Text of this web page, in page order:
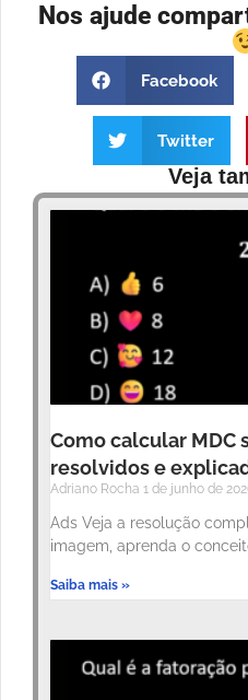
Nos ajude
Facebook
Twitter
Veja
Como calcular MDC
resolvidos e
Adriano Rocha 1 de junho de
Ads Veja a resolução
imagem, aprenda o
Saiba mais »